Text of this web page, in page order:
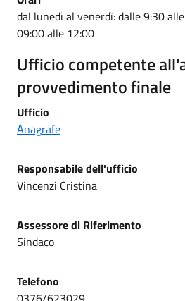
dal lunedi al venerdì: dalle 9:30
09:00 alle 12:00
Ufficio competente
provvedimento finale
Ufficio
Anagrafe
Responsabile dell'ufficio
Vincenzi Cristina
Assessore di Riferimento
Sindaco
Telefono